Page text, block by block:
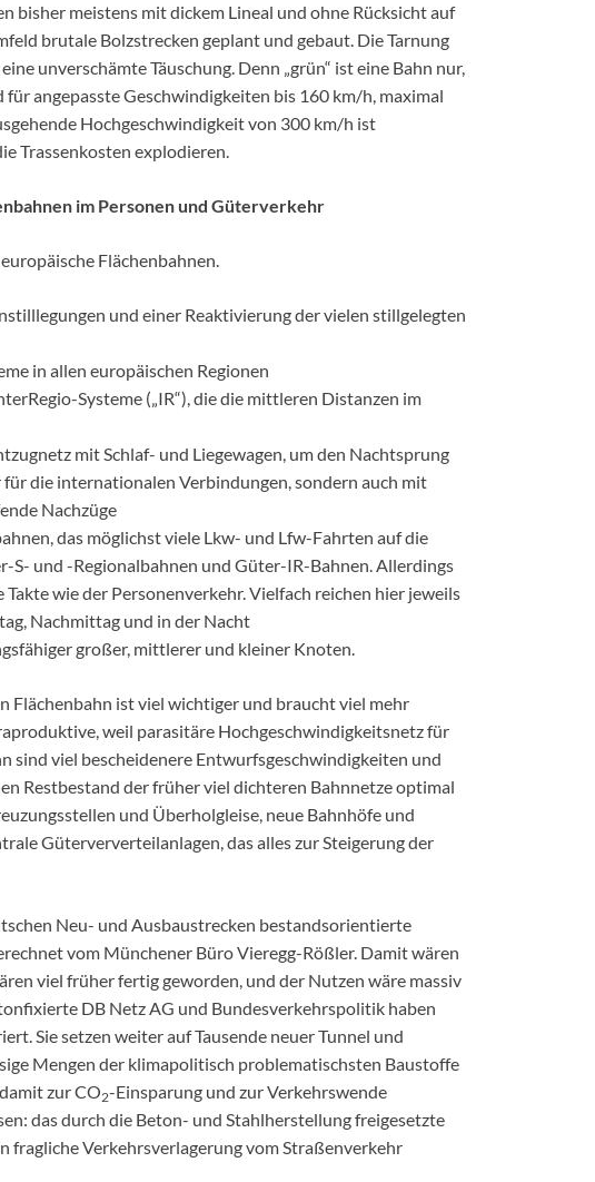
bisher meistens mit dickem Lineal und ohne Rücksicht auf
brutale Bolzstrecken geplant und gebaut. Die Tarnung
unverschämte Täuschung. Denn „grün“ ist eine Bahn nur,
angepasste Geschwindigkeiten bis 160 km/h, maximal
Hochgeschwindigkeit von 300 km/h ist
Trassenkosten explodieren.
im Personen und Güterverkehr
Flächenbahnen.
und einer Reaktivierung der vielen stillgelegten
in allen europäischen Regionen
Systeme („IR“), die die mittleren Distanzen im
mit Schlaf- und Liegewagen, um den Nachtsprung
die internationalen Verbindungen, sondern auch mit
Nachzüge
das möglichst viele Lkw- und Lfw-Fahrten auf die
S- und -Regionalbahnen und Güter-IR-Bahnen. Allerdings
wie der Personenverkehr. Vielfach reichen hier jeweils
Nachmittag und in der Nacht
großer, mittlerer und kleiner Knoten.
Flächenbahn ist viel wichtiger und braucht viel mehr
weil parasitäre Hochgeschwindigkeitsnetz für
sind viel bescheidenere Entwurfsgeschwindigkeiten und
Restbestand der früher viel dichteren Bahnnetze optimal
und Überholgleise, neue Bahnhöfe und
Güterververteilanlagen, das alles zur Steigerung der
Neu- und Ausbaustrecken bestandsorientierte
vom Münchener Büro Vieregg-Rößler. Damit wären
viel früher fertig geworden, und der Nutzen wäre massiv
DB Netz AG und Bundesverkehrspolitik haben
Sie setzen weiter auf Tausende neuer Tunnel und
Mengen der klimapolitisch problematischsten Baustoffe
zur CO2-Einsparung und zur Verkehrswende
das durch die Beton- und Stahlherstellung freigesetzte
fragliche Verkehrsverlagerung vom Straßenverkehr